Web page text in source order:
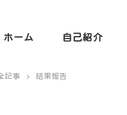
ホーム 自己紹介
記事 結果報告